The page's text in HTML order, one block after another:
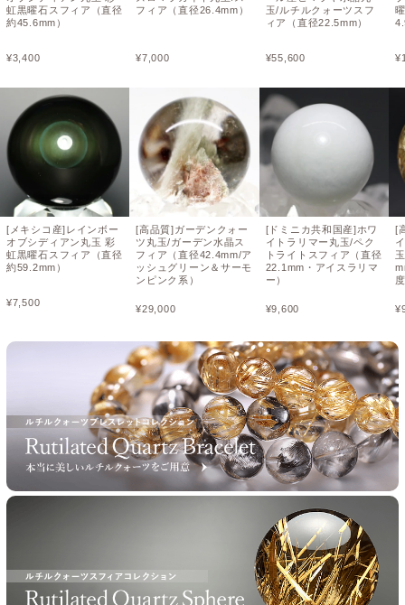
虹黒曜石スフィア（直径
約45.6mm）
¥3,400
[メキシコ産]レインボー
オブシディアン丸玉 彩
虹黒曜石スフィア（直径
約59.2mm）
¥7,500
フィア（直径26.4mm）
¥7,000
[高品質]ガーデンクォー
ツ丸玉/ガーデン水晶ス
フィア（直径42.4mm/ア
ッシュグリーン＆サーモ
ンピンク系）
¥29,000
玉/ルチルクォーツスフ
ィア（直径22.5mm）
¥55,600
[ドミニカ共和国産]ホワ
イトラリマー丸玉/ペク
トライトスフィア（直径
22.1mm・アイスラリマ
ー）
¥9,600
¥
[
¥